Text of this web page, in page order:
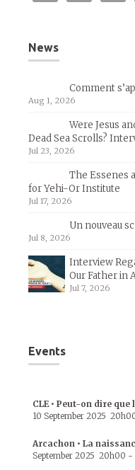
News
Comment
Aug 1, 2026
Were Jesus
Dead Sea Scrolls?
Jul 23, 2026
The Essenes
for Yehi-Or Institute
Jul 17, 2026
Un nouveau
Jul 8, 2026
Interview
Our Father in
Jul 7, 2026
Events
CLE • Peut-on dire
10 September 2025
Arcachon • La
September 2025 20h00 -